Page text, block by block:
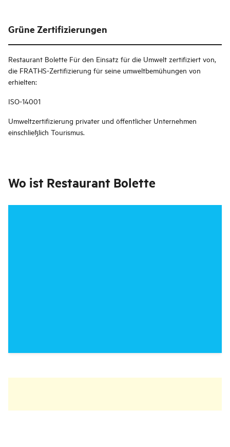
Grüne Zertifizierungen
Restaurant Bolette Für den Einsatz für die Umwelt zertifiziert von,
die FRATHS-Zertifizierung für seine umweltbemühungen von
erhielten:
ISO-14001
Umweltzertifizierung privater und öffentlicher Unternehmen
einschließlich Tourismus.
Wo ist Restaurant Bolette